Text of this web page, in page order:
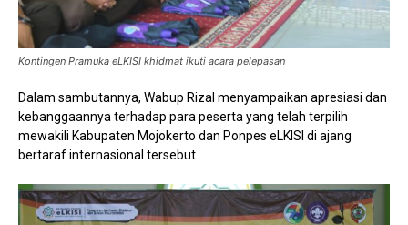
Kontingen Pramuka eLKISI khidmat ikuti acara pelepasan
Dalam sambutannya, Wabup Rizal menyampaikan apresiasi dan
kebanggaannya terhadap para peserta yang telah terpilih
mewakili Kabupaten Mojokerto dan Ponpes eLKISI di ajang
bertaraf internasional tersebut.